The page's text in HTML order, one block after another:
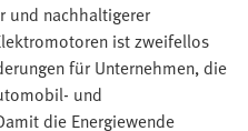
und nachhaltigerer
ist zweifellos
für Unternehmen, die
und
die Energiewende